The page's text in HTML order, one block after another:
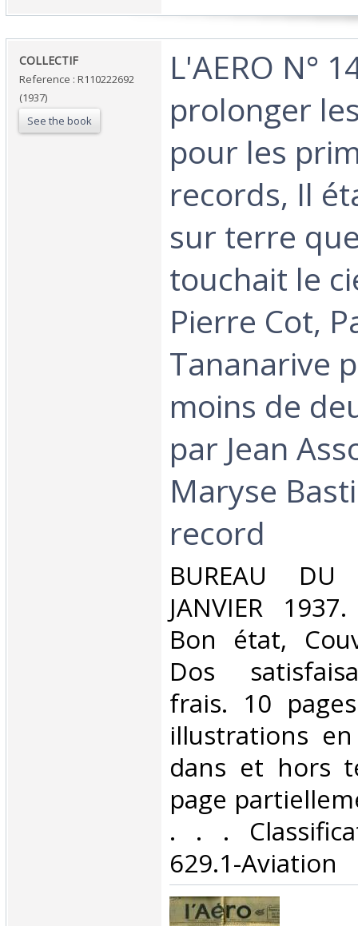
‎COLLECTIF‎
Reference : R110222692
(1937)
See the book
‎L'AERO N°
prolonger
pour les
records, Il
sur terre
touchait le
Pierre Cot,
Tananarive
moins de
par Jean
Maryse
record‎
‎BUREAU
JANVIER
Bon état,
Dos
frais. 10
illustrations
dans et hors
page
. . .
629.1-Aviation‎